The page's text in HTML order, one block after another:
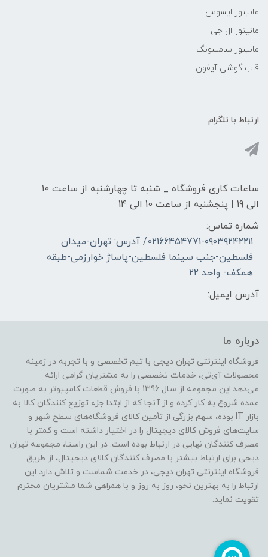
مانیتور ایسوس
مانیتور ال جی
مانیتور سامسونگ
قاب گوشی آیفون
ارتباط با تلگرام
ساعات کاری فروشگاه _ شنبه تا چهارشنبه از ساعت 10
الی 19 | پنجشنبه از ساعت 10 الی 14
شماره تماس:
02166454771-۰۹۰۳۹۲۴۲۲۱۱/ آدرس: تهران-میدان
فلسطین-جنب سینما فلسطین-پاساژ خوارزمی-طبقه
همکف- واحد 22
آدرس ایمیل:
درباره ما
فروشگاه اینترنتی تهران دیجی با تیم تخصصی و با تجربه در زمینه
محصولات آی‌تی، خدمات تخصصی را به مشتریان گرامی ارائه
می‌دهد.این مجموعه از سال 1396 با فروش قطعات کامپیوتر به صورت
عمده شروع به کار کرده و از آنجا که از ابتدا جزء توزیع کنندگان کالا به
بازار IT بوده، سهم بزرگی از تأمین کالای فروشگاه‌های سطح شهر و
سایت‌های فروش کالای دیجیتال را در اختیار داشته است و کمتر با
مصرف کنندگان نهایی در ارتباط بوده است. در این راستا، مجموعه تهران
دیجی برای ارتباط بیشتر با مصرف کنندگان کالای دیجیتال، از طریق
فروشگاه اینترنتی تهران دیجی، در خدمت شماست و تلاش دارد این
ارتباط را به بهترین نحو، روز به روز و با همراهی شما مشتریان محترم
تقویت نماید.